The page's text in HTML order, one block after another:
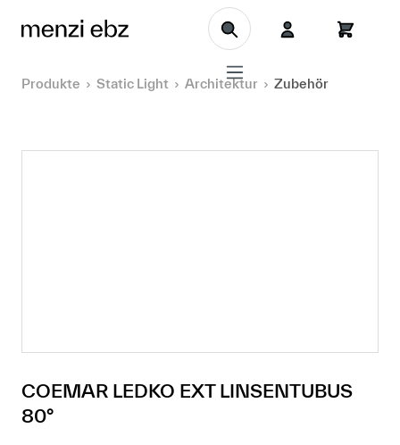
Zum Hauptinhalt springen
Produkte Static Light Architektur Zubehör
COEMAR LEDKO EXT LINSENTUBUS
80°